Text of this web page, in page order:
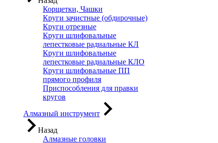
Корщетки, Чашки
Круги зачистные (обдирочные)
Круги отрезные
Круги шлифовальные
лепестковые радиальные КЛ
Круги шлифовальные
лепестковые радиальные КЛО
Круги шлифовальные ПП
прямого профиля
Приспособления для правки
кругов
Алмазный инструмент
Назад
Алмазные головки